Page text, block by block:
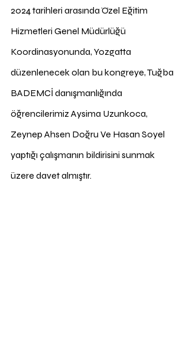
2024 tarihleri arasında Özel Eğitim
Hizmetleri Genel Müdürlüğü
Koordinasyonunda, Yozgatta
düzenlenecek olan bu kongreye, Tuğba
BADEMCİ danışmanlığında
öğrencilerimiz Aysima Uzunkoca,
Zeynep Ahsen Doğru Ve Hasan Soyel
yaptığı çalışmanın bildirisini sunmak
üzere davet almıştır.